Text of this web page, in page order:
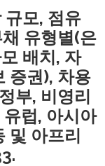
규모, 점유
유형별(은
배치, 자
증권), 차용
부, 비영리
럽, 아시아
및 아프리